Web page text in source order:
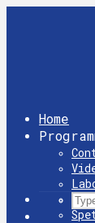
Home